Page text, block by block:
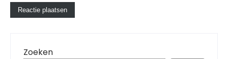
Zoeken